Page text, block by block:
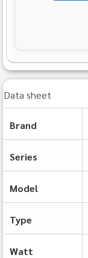
Data sheet
Brand
Series
Model
Type
Watt